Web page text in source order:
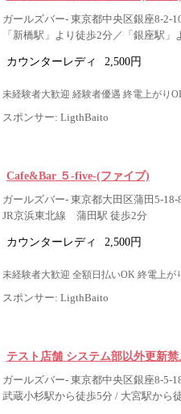
ガールズバー- 東京都中央区銀座8-2-
「新橋駅」より徒歩2分／「銀座駅」
カウンターレディ 2,500円
未経験者大歓迎 経験者優遇 終電上がり
スポンサー: LigthBaito
Cafe&Bar ５-five-(ファイブ)
ガールズバー- 東京都大田区蒲田5-
JR京浜東北線 蒲田駅 徒歩2分
カウンターレディ 2,500円
未経験者大歓迎 全額日払いOK 終電上
スポンサー: LigthBaito
テスト店舗 システム部以外更新
ガールズバー- 東京都中央区銀座8-
武蔵小杉駅から徒歩5分 / 大宮駅から